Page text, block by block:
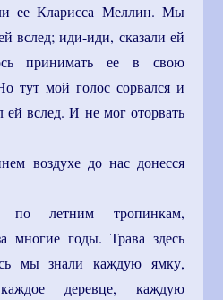
ее Кларисса Меллин. Мы
вслед; иди-иди, сказали ей
принимать ее в свою
тут мой голос сорвался и
ей вслед. И не мог оторвать
воздухе до нас донесся
летним тропинкам,
многие годы. Трава здесь
мы знали каждую ямку,
деревце, каждую